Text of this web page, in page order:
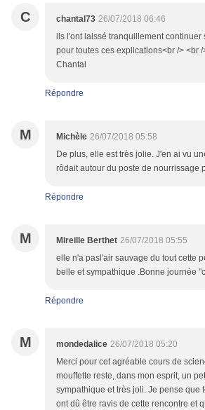
C chantal73 26/07/2018 06:46
ils l'ont laissé tranquillement continuer
pour toutes ces explications<br /> <br
Chantal
Répondre
M Michèle 26/07/2018 05:58
De plus, elle est très jolie. J'en ai vu
rôdait autour du poste de nourrissage
Répondre
M Mireille Berthet 26/07/2018 05:55
elle n'a pasl'air sauvage du tout cette
belle et sympathique .Bonne journée
Répondre
M mondedalice 26/07/2018 05:20
Merci pour cet agréable cours de
mouffette reste, dans mon esprit, un
sympathique et très joli. Je pense que
ont dû être ravis de cette rencontre et